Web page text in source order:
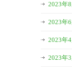
2023年8
2023年6
2023年4
2023年3